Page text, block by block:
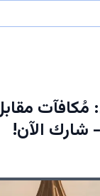
- شارك الآن!